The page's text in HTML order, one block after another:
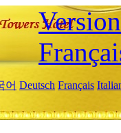
어 Deutsch Français